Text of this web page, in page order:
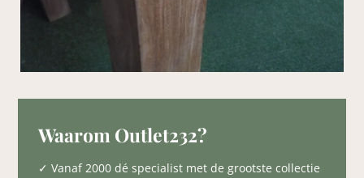
Waarom Outlet232?
✓ Vanaf 2000 dé specialist met de grootste collectie